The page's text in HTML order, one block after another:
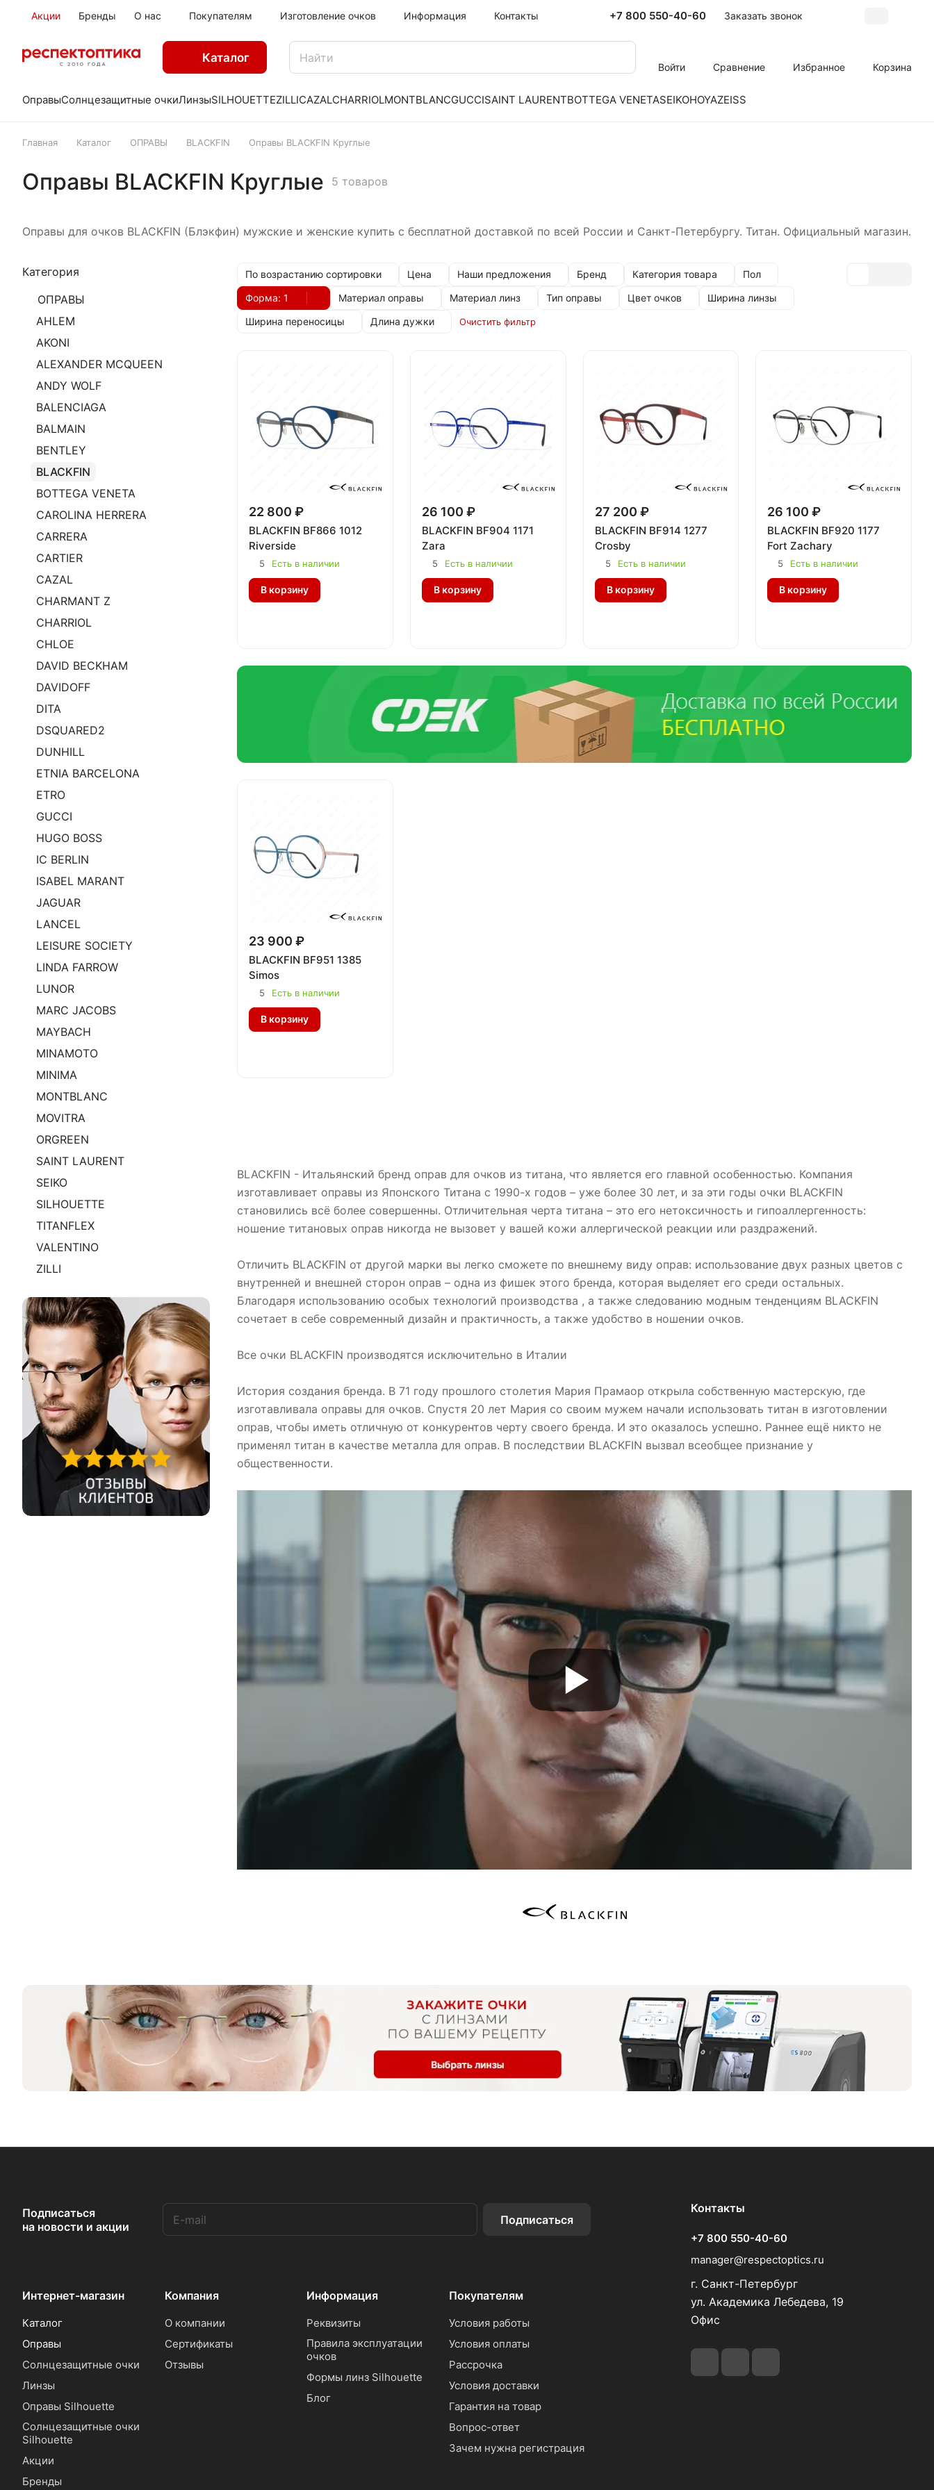
Акции Бренды О нас Покупателям Изготовление очков Информация Контакты +7 800 550-40-60 Заказать звонок
Каталог
Войти Сравнение Избранное Корзина
ОправыСолнцезащитные очкиЛинзыSILHOUETTEZILLICAZALCHARRIOLMONTBLANCGUCCISAINT LAURENTBOTTEGA VENETASEIKOHOYAZEISS
Главная Каталог ОПРАВЫ BLACKFIN Оправы BLACKFIN Круглые
Оправы BLACKFIN Круглые 5 товаров
Оправы для очков BLACKFIN (Блэкфин) мужские и женские купить с бесплатной доставкой по всей России и Санкт-Петербургу. Титан. Официальный магазин.
По возрастанию сортировки Цена Наши предложения Бренд Категория товара
Пол
Форма: 1 Материал оправы Материал линз Тип оправы Цвет очков
Ширина линзы
Ширина переносицы
Длина дужки Очистить фильтр
22 800 ₽
BLACKFIN BF866 1012
Riverside
5 Есть в наличии
В корзину
26 100 ₽
BLACKFIN BF904 1171
Zara
5 Есть в наличии
В корзину
27 200 ₽
BLACKFIN BF914 1277
Crosby
5 Есть в наличии
В корзину
26 100 ₽
BLACKFIN BF920 1177
Fort Zachary
5 Есть в наличии
В корзину
23 900 ₽
BLACKFIN BF951 1385
Simos
5 Есть в наличии
В корзину
BLACKFIN - Итальянский бренд оправ для очков из титана, что является его главной особенностью. Компания
изготавливает оправы из Японского Титана с 1990-х годов – уже более 30 лет, и за эти годы очки BLACKFIN
становились всё более совершенны. Отличительная черта титана – это его нетоксичность и гипоаллергенность:
ношение титановых оправ никогда не вызовет у вашей кожи аллергической реакции или раздражений.
Отличить BLACKFIN от другой марки вы легко сможете по внешнему виду оправ: использование двух разных цветов с
внутренней и внешней сторон оправ – одна из фишек этого бренда, которая выделяет его среди остальных.
Благодаря использованию особых технологий производства , а также следованию модным тенденциям BLACKFIN
сочетает в себе современный дизайн и практичность, а также удобство в ношении очков.
Все очки BLACKFIN производятся исключительно в Италии
История создания бренда. В 71 году прошлого столетия Мария Прамаор открыла собственную мастерскую, где
изготавливала оправы для очков. Спустя 20 лет Мария со своим мужем начали использовать титан в изготовлении
оправ, чтобы иметь отличную от конкурентов черту своего бренда. И это оказалось успешно. Раннее ещё никто не
применял титан в качестве металла для оправ. В последствии BLACKFIN вызвал всеобщее признание у
общественности.
Категория
ОПРАВЫ
AHLEM
AKONI
ALEXANDER MCQUEEN
ANDY WOLF
BALENCIAGA
BALMAIN
BENTLEY
BLACKFIN
BOTTEGA VENETA
CAROLINA HERRERA
CARRERA
CARTIER
CAZAL
CHARMANT Z
CHARRIOL
CHLOE
DAVID BECKHAM
DAVIDOFF
DITA
DSQUARED2
DUNHILL
ETNIA BARCELONA
ETRO
GUCCI
HUGO BOSS
IC BERLIN
ISABEL MARANT
JAGUAR
LANCEL
LEISURE SOCIETY
LINDA FARROW
LUNOR
MARC JACOBS
MAYBACH
MINAMOTO
MINIMA
MONTBLANC
MOVITRA
ORGREEN
SAINT LAURENT
SEIKO
SILHOUETTE
TITANFLEX
VALENTINO
ZILLI
Подписаться
на новости и акции
Подписаться
Интернет-магазин
Каталог
Оправы
Солнцезащитные очки
Линзы
Оправы Silhouette
Солнцезащитные очки
Silhouette
Акции
Бренды
Компания
О компании
Сертификаты
Отзывы
Информация
Реквизиты
Правила эксплуатации
очков
Формы линз Silhouette
Блог
Покупателям
Условия работы
Условия оплаты
Рассрочка
Условия доставки
Гарантия на товар
Вопрос-ответ
Зачем нужна регистрация
Контакты
+7 800 550-40-60
manager@respectoptics.ru
г. Санкт-Петербург
ул. Академика Лебедева, 19
Офис